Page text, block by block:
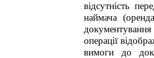
відсутність
наймача
операції
вимоги до